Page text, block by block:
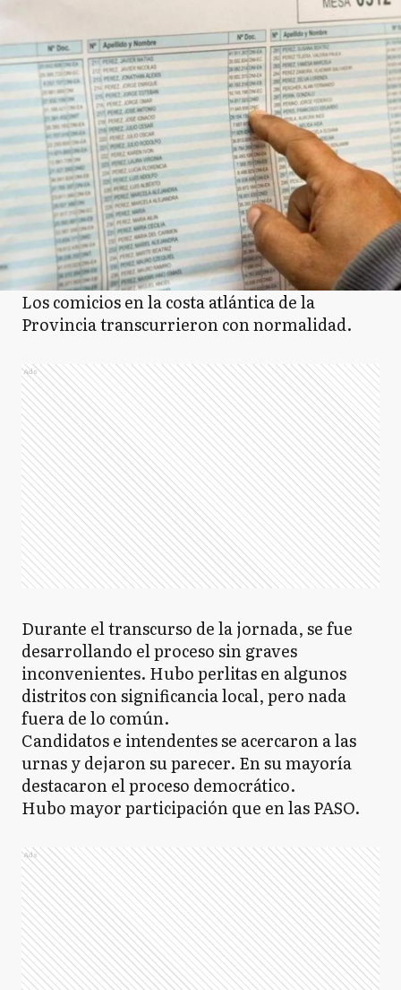
Los comicios en la costa atlántica de la
Provincia transcurrieron con normalidad.
Ads
Durante el transcurso de la jornada, se fue
desarrollando el proceso sin graves
inconvenientes. Hubo perlitas en algunos
distritos con significancia local, pero nada
fuera de lo común.
Candidatos e intendentes se acercaron a las
urnas y dejaron su parecer. En su mayoría
destacaron el proceso democrático.
Hubo mayor participación que en las PASO.
Ads